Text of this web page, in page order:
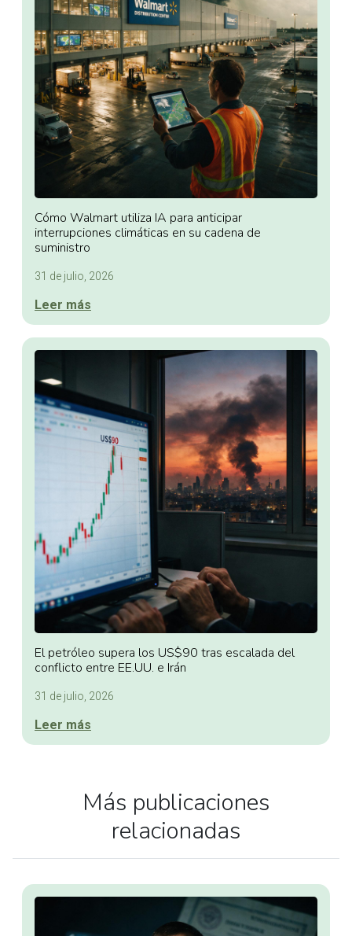
Cómo Walmart utiliza IA para anticipar
interrupciones climáticas en su cadena de
suministro
31 de julio, 2026
Leer más
El petróleo supera los US$90 tras escalada del
conflicto entre EE.UU. e Irán
31 de julio, 2026
Leer más
Más publicaciones
relacionadas